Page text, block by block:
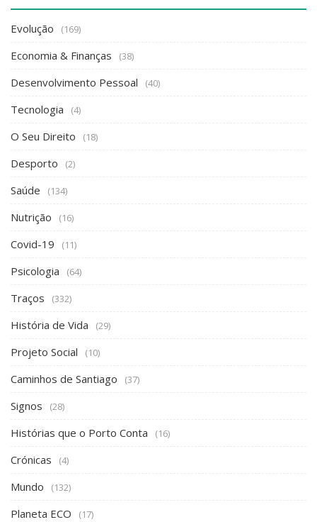
Evolução (169)
Economia & Finanças (38)
Desenvolvimento Pessoal (40)
Tecnologia (4)
O Seu Direito (18)
Desporto (2)
Saúde (134)
Nutrição (16)
Covid-19 (11)
Psicologia (64)
Traços (332)
História de Vida (29)
Projeto Social (10)
Caminhos de Santiago (37)
Signos (28)
Histórias que o Porto Conta (16)
Crónicas (4)
Mundo (132)
Planeta ECO (17)